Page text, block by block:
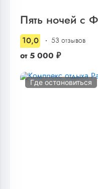
Пять ночей с
10,0 53 отзывов
от 5 000 ₽
Где остановиться